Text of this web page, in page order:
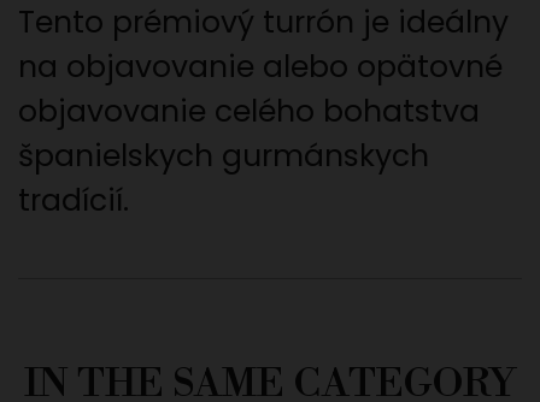
Tento prémiový turrón je ideálny
na objavovanie alebo opätovné
objavovanie celého bohatstva
španielskych gurmánskych
tradícií.
IN THE SAME CATEGORY